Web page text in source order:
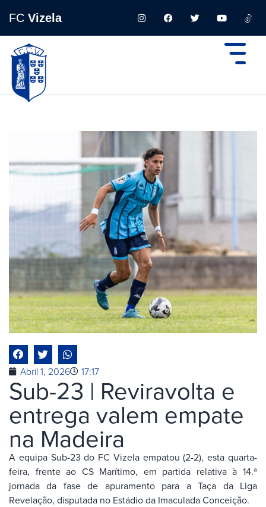
FC Vizela
Abril 1, 2026 17:17
Sub-23 | Reviravolta e
entrega valem empate
na Madeira
A equipa Sub-23 do FC Vizela empatou (2-2), esta quarta-
feira, frente ao CS Marítimo, em partida relativa à 14.ª
jornada da fase de apuramento para a Taça da Liga
Revelação, disputada no Estádio da Imaculada Conceição.